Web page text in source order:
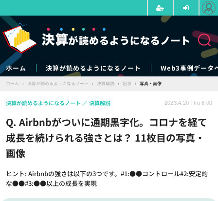
ホーム 決算が読めるようになるノート Web3事例データ
ホーム › 決算が読めるようになるノート › 決算解説 › 記事 › 写真・画像
Q. Airbnbがついに通期黒字化。コロナを経て
成長を続けられる強さとは？ 11枚目の写真・
画像
ヒント: Airbnbの強さは以下の3つです。#1:●●コントロール#2:安定的
な●●#3:●●以上の成長を実現
決算が読めるようになるノート 決算解説 2023.4.20 Thu 6:00